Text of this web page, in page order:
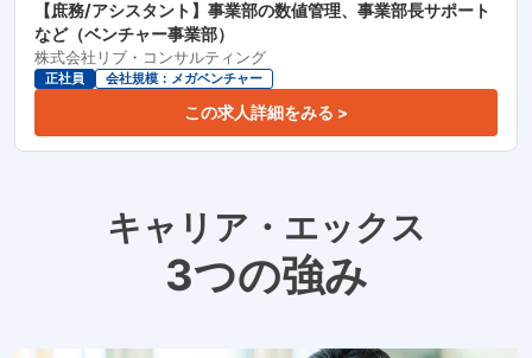
【庶務/アシスタント】事業部の数値管理、事業部長サポート
など（ベンチャー事業部）
株式会社リブ・コンサルティング
正社員 会社規模：メガベンチャー
この求人詳細をみる >
キャリア・エックス
3つの強み